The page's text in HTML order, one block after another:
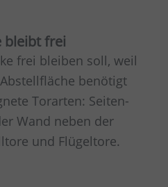
bleibt frei
frei bleiben soll, weil
benötigt
Torarten: Seiten-
Wand neben der
und Flügeltore.